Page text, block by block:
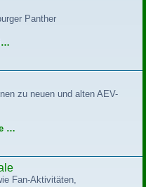
Panther
zu neuen und alten AEV-
…
Fan-Aktivitäten,